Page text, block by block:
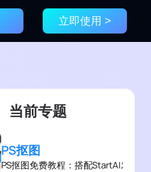
立即使用 >
当前专题
PS抠图
PS抠图免费教程：搭配StartAI发丝